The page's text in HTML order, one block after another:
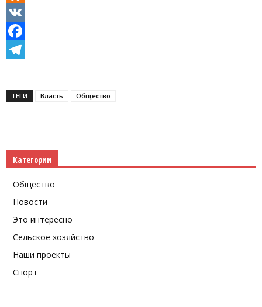
Odnoklassniki
VK
Facebook
ТЕГИ Власть Общество
Категории
Общество
Новости
Это интересно
Сельское хозяйство
Наши проекты
Спорт